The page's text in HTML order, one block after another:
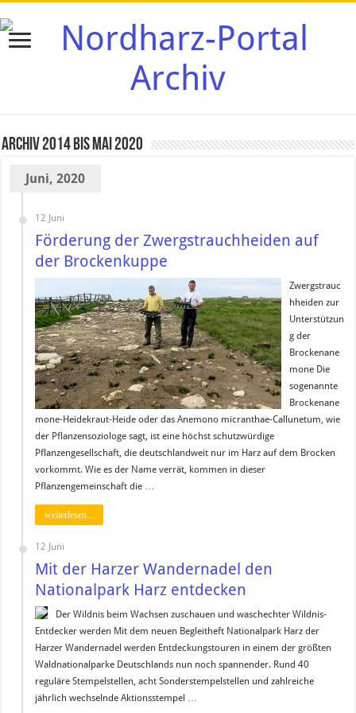
Archiv 2014 bis Mai 2020
Juni, 2020
12 Juni
Förderung der Zwergstrauchheiden auf
der Brockenkuppe
Zwergstrauc
hheiden zur
Unterstützun
g der
Brockenane
mone Die
sogenannte
Brockenane
mone-Heidekraut-Heide oder das Anemono micranthae-Callunetum, wie
der Pflanzensoziologe sagt, ist eine höchst schutzwürdige
Pflanzengesellschaft, die deutschlandweit nur im Harz auf dem Brocken
vorkommt. Wie es der Name verrät, kommen in dieser
Pflanzengemeinschaft die …
weiterlesen...
12 Juni
Mit der Harzer Wandernadel den
Nationalpark Harz entdecken
Der Wildnis beim Wachsen zuschauen und waschechter Wildnis-
Entdecker werden Mit dem neuen Begleitheft Nationalpark Harz der
Harzer Wandernadel werden Entdeckungstouren in einem der größten
Waldnationalparke Deutschlands nun noch spannender. Rund 40
reguläre Stempelstellen, acht Sonderstempelstellen und zahlreiche
jährlich wechselnde Aktionsstempel …